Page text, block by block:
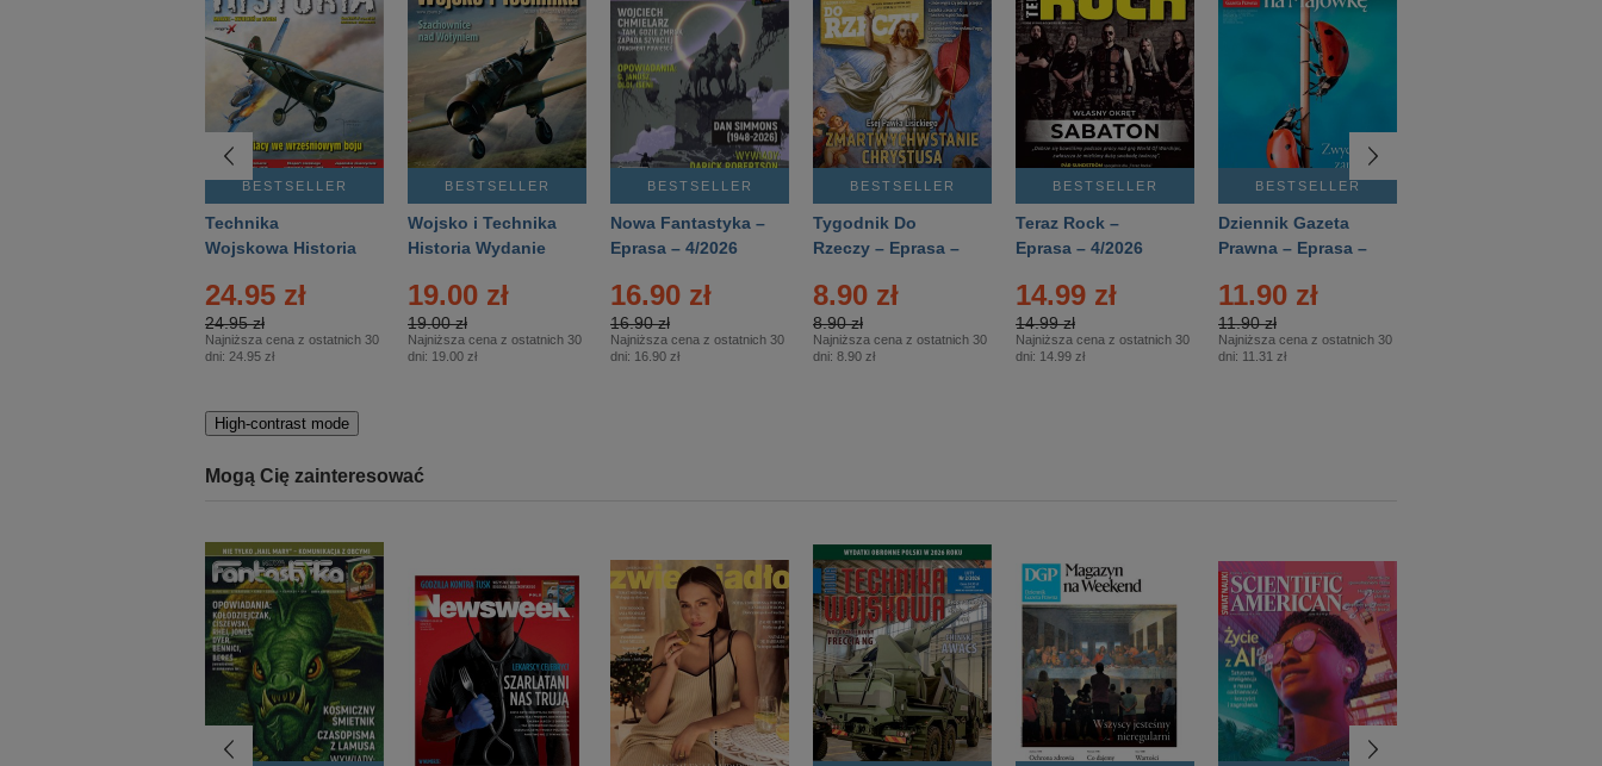
BESTSELLER
Technika
Wojskowa Historia
24.95 zł
24.95 zł
Najniższa cena z ostatnich 30
dni: 24.95 zł
BESTSELLER
Wojsko i Technika
Historia Wydanie
– 2/2026
19.00 zł
19.00 zł
Najniższa cena z ostatnich 30
dni: 19.00 zł
BESTSELLER
Nowa Fantastyka –
Eprasa – 4/2026
16.90 zł
16.90 zł
Najniższa cena z ostatnich 30
dni: 16.90 zł
BESTSELLER
Tygodnik Do
Rzeczy – Eprasa –
8.90 zł
8.90 zł
Najniższa cena z ostatnich 30
dni: 8.90 zł
BESTSELLER
Teraz Rock –
Eprasa – 4/2026
14.99 zł
14.99 zł
Najniższa cena z ostatnich 30
dni: 14.99 zł
BESTSELLER
Dziennik Gazeta
Prawna – Eprasa –
11.90 zł
11.90 zł
Najniższa cena z ostatnich 30
dni: 11.31 zł
High-contrast mode
Mogą Cię zainteresować